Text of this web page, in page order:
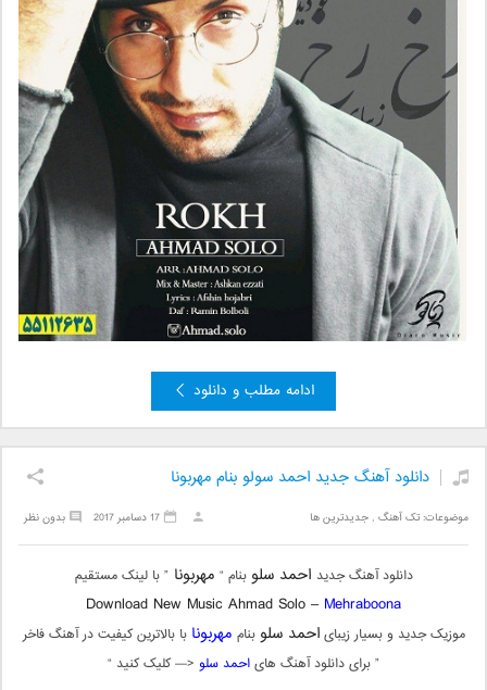
ادامه مطلب و دانلود
دانلود آهنگ جديد احمد سولو بنام مهربونا
موضوعات:تک آهنگ ,جدیدترین ها بدون نظر 17 دسامبر 2017
دانلود آهنگ جدید احمد سلو بنام “ مهربونا” با لینک مستقیم
Download New Music Ahmad Solo – Mehraboona
موزیک جدید و بسیار زیبایاحمد سلو بنام مهربونا با بالاترین کیفیت در آهنگ فاخر
” برای دانلود آهنگ هایاحمد سلو <— کلیک کنید “